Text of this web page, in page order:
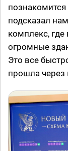
подсказал
комплекс,
огромные
Это все
прошла через